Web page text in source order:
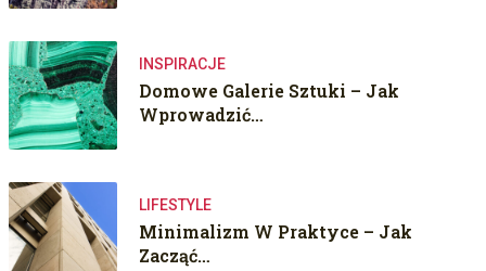
INSPIRACJE
Domowe Galerie Sztuki – Jak
Wprowadzić…
LIFESTYLE
Minimalizm W Praktyce – Jak
Zacząć…